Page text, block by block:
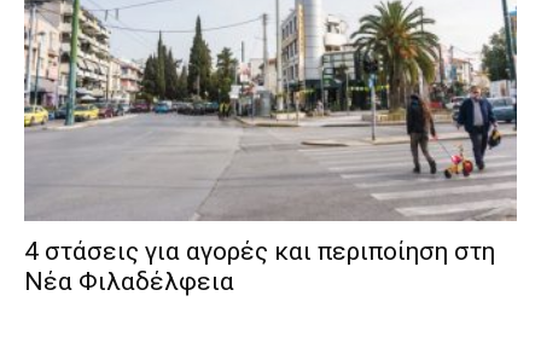
4 στάσεις για αγορές και περιποίηση στη
Νέα Φιλαδέλφεια